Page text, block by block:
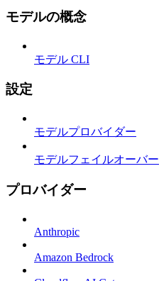
モデルの概念
モデル CLI
設定
モデルプロバイダー
モデルフェイルオーバー
プロバイダー
Anthropic
Amazon Bedrock